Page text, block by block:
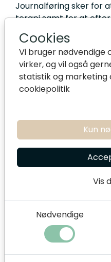
Cookies
Vi bruger nødvendige
virker, og vil også
statistik og marketing
cookiepolitik
Kun
Vis
Nødvendige
Journalføring sker for
terapi samt for at
forpligtelser over for
Skattestyrelsen.
af dit udtrykkelige
litra a).
behandlingen af dine
fremadrettet.
mens samtykket var
fortsat i det omfang,
litra c).
Opbevaringsperiode
Regnskabsmæssige
forpligtet til at
Erhvervsstyrelsens og